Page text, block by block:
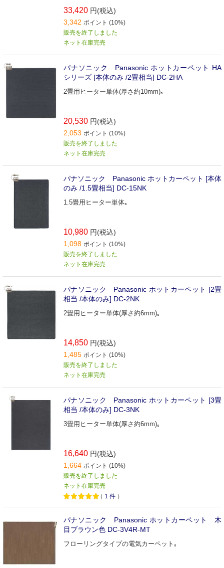
33,420 円(税込)
3,342 ポイント (10%)
販売を終了しました
ネット在庫完売
パナソニック Panasonic ホットカーペット HA
シリーズ [本体のみ /2畳相当] DC-2HA
2畳用ヒーター単体(厚さ約10mm)｡
20,530 円(税込)
2,053 ポイント (10%)
販売を終了しました
ネット在庫完売
パナソニック Panasonic ホットカーペット [本体
のみ /1.5畳相当] DC-15NK
1.5畳用ヒーター単体｡
10,980 円(税込)
1,098 ポイント (10%)
販売を終了しました
ネット在庫完売
パナソニック Panasonic ホットカーペット [2畳
相当 /本体のみ] DC-2NK
2畳用ヒーター単体(厚さ約6mm)｡
14,850 円(税込)
1,485 ポイント (10%)
販売を終了しました
ネット在庫完売
パナソニック Panasonic ホットカーペット [3畳
相当 /本体のみ] DC-3NK
3畳用ヒーター単体(厚さ約6mm)｡
16,640 円(税込)
1,664 ポイント (10%)
販売を終了しました
ネット在庫完売
（ 1 件 ）
パナソニック Panasonic ホットカーペット 木
目ブラウン色 DC-3V4R-MT
フローリングタイプの電気カーペット｡